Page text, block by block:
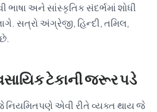
ભાષા અને સાંસ્કૃતિક સંદર્ભમાં શોધી
સત્રો અંગ્રેજી, હિન્દી, તમિલ,
ટેકાની જરૂર પડે
જે નિયમિતપણે એવી રીતે વ્યક્ત થાય જે